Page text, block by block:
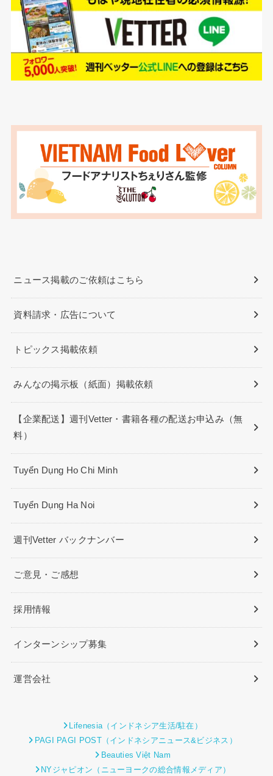
ニュース掲載のご依頼はこちら
資料請求・広告について
トピックス掲載依頼
みんなの掲示板（紙面）掲載依頼
【企業配送】週刊Vetter・書籍各種の配送お申込み（無
料）
Tuyển Dụng Ho Chi Minh
Tuyển Dụng Ha Noi
週刊Vetter バックナンバー
ご意見・ご感想
採用情報
インターンシップ募集
運営会社
Lifenesia（インドネシア生活/駐在）
PAGI PAGI POST（インドネシアニュース&ビジネス）
Beauties Việt Nam
NYジャピオン（ニューヨークの総合情報メディア）